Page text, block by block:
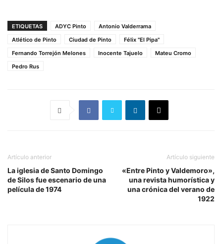
ETIQUETAS ADYC Pinto
Antonio Valderrama
Atlético de Pinto
Ciudad de Pinto
Félix "El Pipa"
Fernando Torrejón Melones
Inocente Tajuelo
Mateu Cromo
Pedro Rus
Artículo anterior
La iglesia de Santo Domingo
de Silos fue escenario de una
película de 1974
Artículo siguiente
«Entre Pinto y Valdemoro»,
una revista humorística y
una crónica del verano de
1922